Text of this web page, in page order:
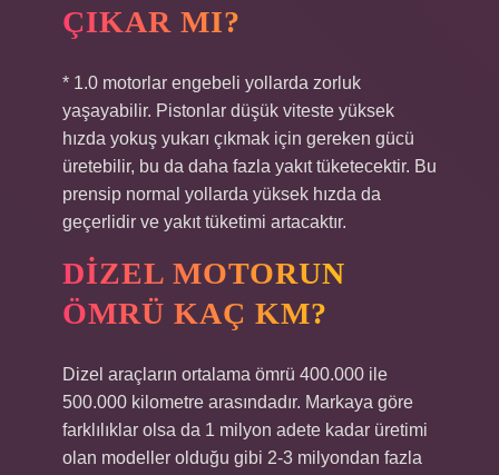
ÇIKAR MI?
* 1.0 motorlar engebeli yollarda zorluk
yaşayabilir. Pistonlar düşük viteste yüksek
hızda yokuş yukarı çıkmak için gereken gücü
üretebilir, bu da daha fazla yakıt tüketecektir. Bu
prensip normal yollarda yüksek hızda da
geçerlidir ve yakıt tüketimi artacaktır.
DIZEL MOTORUN
ÖMRÜ KAÇ KM?
Dizel araçların ortalama ömrü 400.000 ile
500.000 kilometre arasındadır. Markaya göre
farklılıklar olsa da 1 milyon adete kadar üretimi
olan modeller olduğu gibi 2-3 milyondan fazla